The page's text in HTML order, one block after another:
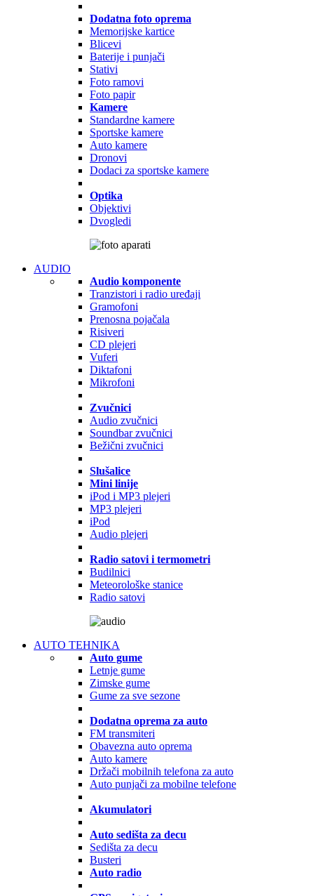
Dodatna foto oprema
Memorijske kartice
Blicevi
Baterije i punjači
Stativi
Foto ramovi
Foto papir
Kamere
Standardne kamere
Sportske kamere
Auto kamere
Dronovi
Dodaci za sportske kamere
Optika
Objektivi
Dvogledi
AUDIO
Audio komponente
Tranzistori i radio uređaji
Gramofoni
Prenosna pojačala
Risiveri
CD plejeri
Vuferi
Diktafoni
Mikrofoni
Zvučnici
Audio zvučnici
Soundbar zvučnici
Bežični zvučnici
Slušalice
Mini linije
iPod i MP3 plejeri
MP3 plejeri
iPod
Audio plejeri
Radio satovi i termometri
Budilnici
Meteorološke stanice
Radio satovi
AUTO TEHNIKA
Auto gume
Letnje gume
Zimske gume
Gume za sve sezone
Dodatna oprema za auto
FM transmiteri
Obavezna auto oprema
Auto kamere
Držači mobilnih telefona za auto
Auto punjači za mobilne telefone
Akumulatori
Auto sedišta za decu
Sedišta za decu
Busteri
Auto radio